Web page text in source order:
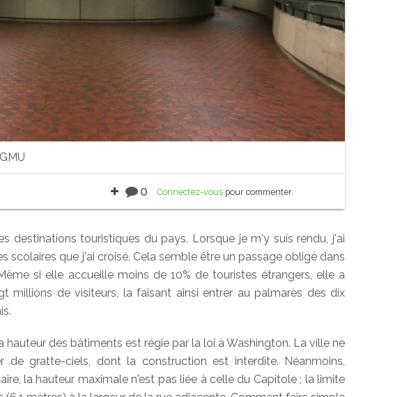
0 Connectez-vous pour commenter.
destinations touristiques du pays. Lorsque je m'y suis rendu, j'ai
scolaires que j'ai croisé. Cela semble être un passage obligé dans
si elle accueille moins de 10% de touristes étrangers, elle a
millions de visiteurs, la faisant ainsi entrer au palmarès des dix
hauteur des bâtiments est régie par la loi à Washington. La ville ne
de gratte-ciels, dont la construction est interdite. Néanmoins,
la hauteur maximale n'est pas liée à celle du Capitole ; la limite